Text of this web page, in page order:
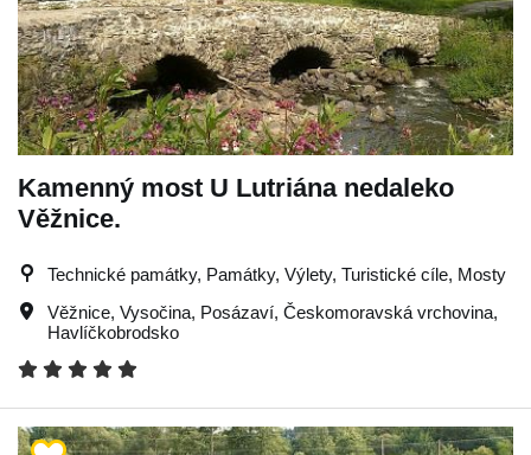
Kamenný most U Lutriána nedaleko
Věžnice.
Technické památky, Památky, Výlety, Turistické cíle, Mosty
Věžnice, Vysočina, Posázaví, Českomoravská vrchovina,
Havlíčkobrodsko